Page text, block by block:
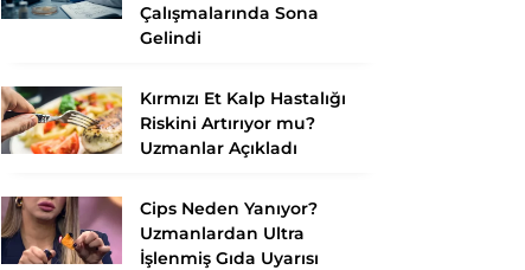
Çalışmalarında Sona
Gelindi
Kırmızı Et Kalp Hastalığı
Riskini Artırıyor mu?
Uzmanlar Açıkladı
Cips Neden Yanıyor?
Uzmanlardan Ultra
İşlenmiş Gıda Uyarısı